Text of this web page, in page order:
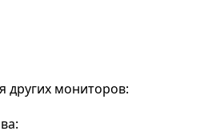
других мониторов: